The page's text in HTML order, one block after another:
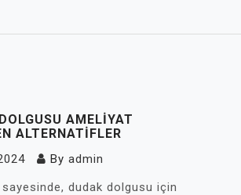
AMELIYAT
ALTERNATIFLER
By admin
dudak dolgusu için